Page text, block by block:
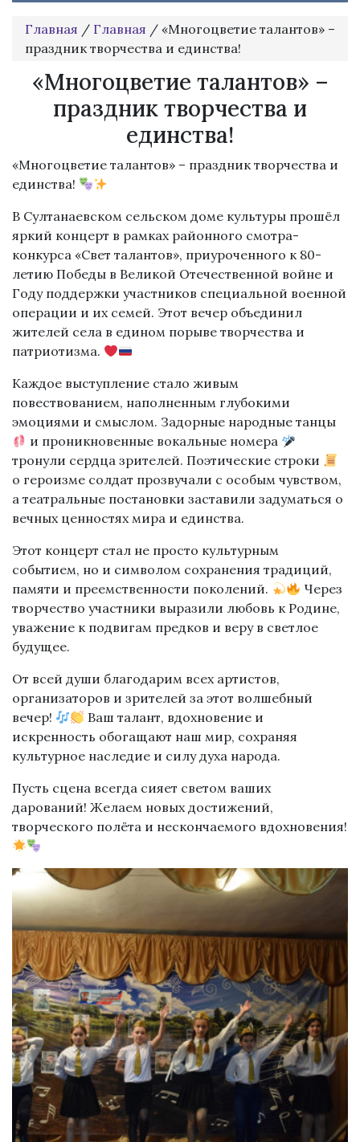
Главная / Главная / «Многоцветие талантов» –
праздник творчества и единства!
«Многоцветие талантов» –
праздник творчества и
единства!
«Многоцветие талантов» – праздник творчества и
единства!
В Султанаевском сельском доме культуры прошёл
яркий концерт в рамках районного смотра-
конкурса «Свет талантов», приуроченного к 80-
летию Победы в Великой Отечественной войне и
Году поддержки участников специальной военной
операции и их семей. Этот вечер объединил
жителей села в едином порыве творчества и
патриотизма.
Каждое выступление стало живым
повествованием, наполненным глубокими
эмоциями и смыслом. Задорные народные танцы
и проникновенные вокальные номера
тронули сердца зрителей. Поэтические строки
о героизме солдат прозвучали с особым чувством,
а театральные постановки заставили задуматься о
вечных ценностях мира и единства.
Этот концерт стал не просто культурным
событием, но и символом сохранения традиций,
памяти и преемственности поколений.
Через
творчество участники выразили любовь к Родине,
уважение к подвигам предков и веру в светлое
будущее.
От всей души благодарим всех артистов,
организаторов и зрителей за этот волшебный
вечер!
Ваш талант, вдохновение и
искренность обогащают наш мир, сохраняя
культурное наследие и силу духа народа.
Пусть сцена всегда сияет светом ваших
дарований! Желаем новых достижений,
творческого полёта и нескончаемого вдохновения!